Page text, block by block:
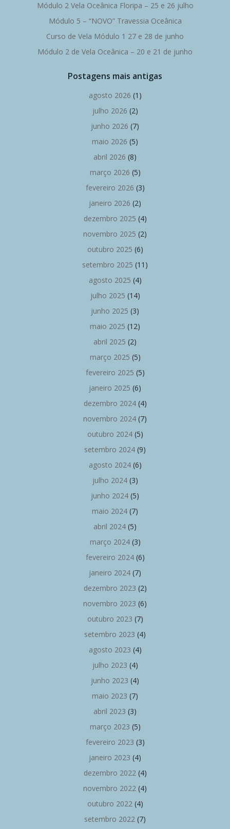
Módulo 2 Vela Oceânica Floripa – 25 e 26 julho
Módulo 5 – “NOVO” Travessia Oceânica
Curso de Vela Módulo 1 27 e 28 de junho
Módulo 2 de Vela Oceânica – 20 e 21 de junho
Postagens mais antigas
agosto 2026 (1)
julho 2026 (2)
junho 2026 (7)
maio 2026 (5)
abril 2026 (8)
março 2026 (5)
fevereiro 2026 (3)
janeiro 2026 (2)
dezembro 2025 (4)
novembro 2025 (2)
outubro 2025 (6)
setembro 2025 (11)
agosto 2025 (4)
julho 2025 (14)
junho 2025 (3)
maio 2025 (12)
abril 2025 (2)
março 2025 (5)
fevereiro 2025 (5)
janeiro 2025 (6)
dezembro 2024(4)
novembro 2024 (7)
outubro 2024(5)
setembro 2024 (9)
agosto 2024(6)
julho 2024(3)
junho 2024 (5)
maio 2024 (7)
abril 2024 (5)
março 2024(3)
fevereiro 2024(6)
janeiro 2024 (7)
dezembro 2023 (2)
novembro 2023 (6)
outubro 2023 (7)
setembro 2023 (4)
agosto 2023 (4)
julho 2023 (4)
junho 2023 (4)
maio 2023 (7)
abril 2023 (3)
março 2023 (5)
fevereiro 2023 (3)
janeiro 2023 (4)
dezembro 2022(4)
novembro 2022 (4)
outubro 2022(4)
setembro 2022 (7)